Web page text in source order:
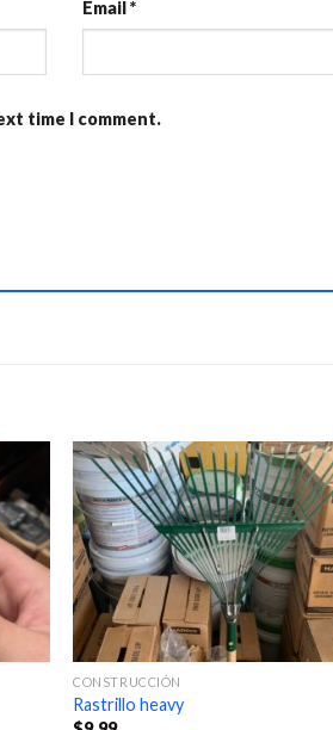
Email*
time I comment.
CONSTRUCCIÓN
Rastrillo heavy